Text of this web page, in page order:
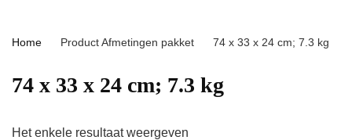
Home Product Afmetingen pakket ‎74 x 33 x 24 cm; 7.3 kg
‎74 x 33 x 24 cm; 7.3 kg
Het enkele resultaat weergeven